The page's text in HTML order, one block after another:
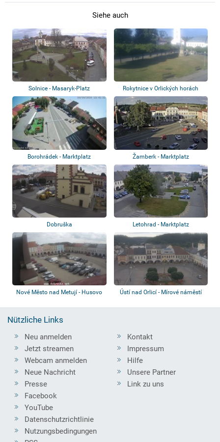
Siehe auch
Solnice - Masaryk-Platz Rokytnice v Orlických horách
Borohrádek - Marktplatz Žamberk - Marktplatz
Dobruška Letohrad - Marktplatz
Nové Město nad Metují - Husovo
Ústí nad Orlicí - Mírové náměstí
Nützliche Links
Neu anmelden
Jetzt streamen
Webcam anmelden
Neue Nachricht
Presse
Kontakt
Impressum
Hilfe
Unsere Partner
Link zu uns
Facebook
YouTube
Datenschutzrichtlinie
Nutzungsbedingungen